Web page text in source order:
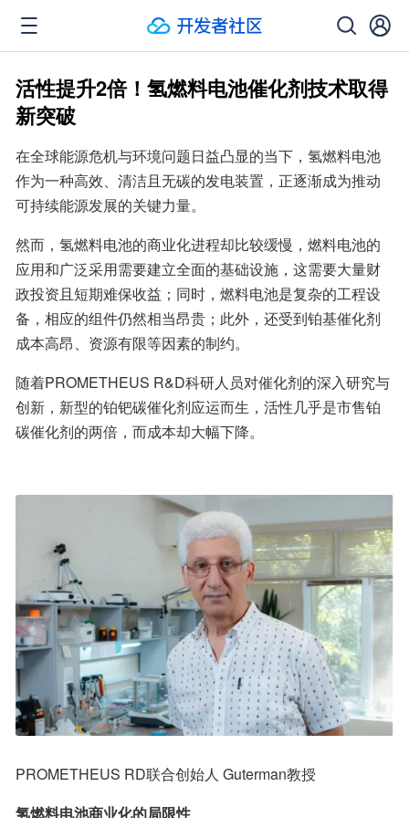
活性提升2倍！氢燃料电池催化剂技术取得
新突破
在全球能源危机与环境问题日益凸显的当下，氢燃料电池
作为一种高效、清洁且无碳的发电装置，正逐渐成为推动
可持续能源发展的关键力量。
然而，氢燃料电池的商业化进程却比较缓慢，燃料电池的
应用和广泛采用需要建立全面的基础设施，这需要大量财
政投资且短期难保收益；同时，燃料电池是复杂的工程设
备，相应的组件仍然相当昂贵；此外，还受到铂基催化剂
成本高昂、资源有限等因素的制约。
随着PROMETHEUS R&D科研人员对催化剂的深入研究与
创新，新型的铂钯碳催化剂应运而生，活性几乎是市售铂
碳催化剂的两倍，而成本却大幅下降。
PROMETHEUS RD联合创始人 Guterman教授
氢燃料电池商业化的局限性